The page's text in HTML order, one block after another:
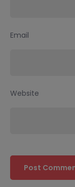
Email
Website